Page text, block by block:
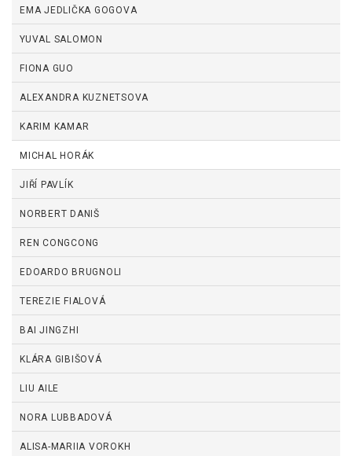
EMA JEDLIČKA GOGOVA
YUVAL SALOMON
FIONA GUO
ALEXANDRA KUZNETSOVA
KARIM KAMAR
MICHAL HORÁK
JIŘÍ PAVLÍK
NORBERT DANIŠ
REN CONGCONG
EDOARDO BRUGNOLI
TEREZIE FIALOVÁ
BAI JINGZHI
KLÁRA GIBIŠOVÁ
LIU AILE
NORA LUBBADOVÁ
ALISA-MARIIA VOROKH